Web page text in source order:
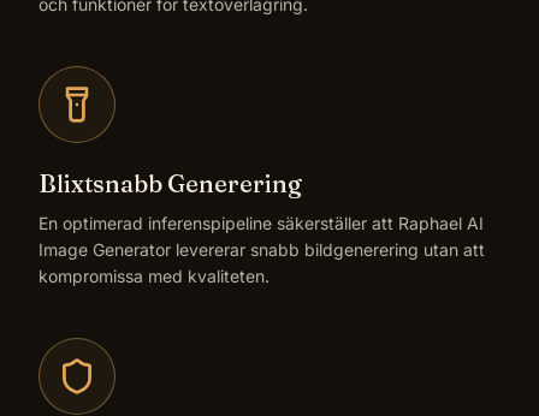
och funktioner för textöverlagring.
Blixtsnabb Generering
En optimerad inferenspipeline säkerställer att Raphael AI
Image Generator levererar snabb bildgenerering utan att
kompromissa med kvaliteten.